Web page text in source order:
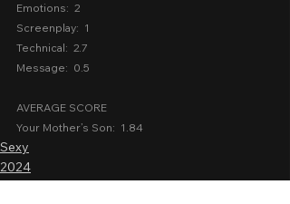
Emotions:  2
Screenplay:  1
Technical:  2.7
Message:  0.5
AVERAGE SCORE
Your Mother’s Son:  1.84
Sexy
2024